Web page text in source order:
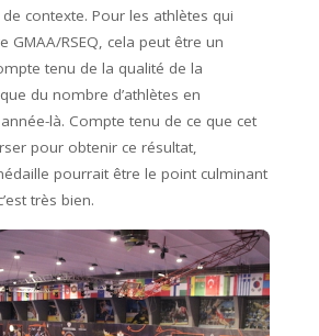
contexte. Pour les athlètes qui
GMAA/RSEQ, cela peut être un
tenu de la qualité de la
du nombre d’athlètes en
là. Compte tenu de ce que cet
pour obtenir ce résultat,
pourrait être le point culminant
très bien.